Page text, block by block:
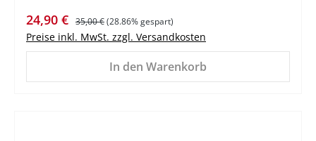
Verkaufspreis:
24,90 € Regulärer Preis:
35,00 €(28.86% gespart)
Preise inkl. MwSt. zzgl. Versandkosten
In den Warenkorb